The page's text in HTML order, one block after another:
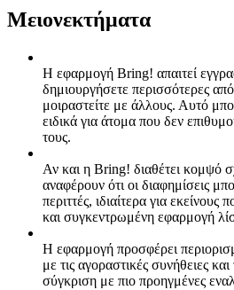
Μειονεκτήματα
Η εφαρμογή Bring! απαιτεί
δημιουργήσετε περισσότερες από
μοιραστείτε με άλλους. Αυτό
ειδικά για άτομα που δεν
τους.
Αν και η Bring! διαθέτει κομψό
αναφέρουν ότι οι διαφημίσεις
περιττές, ιδιαίτερα για
και συγκεντρωμένη εφαρμογή
Η εφαρμογή προσφέρει
με τις αγοραστικές συνήθειες
σύγκριση με πιο προηγμένες